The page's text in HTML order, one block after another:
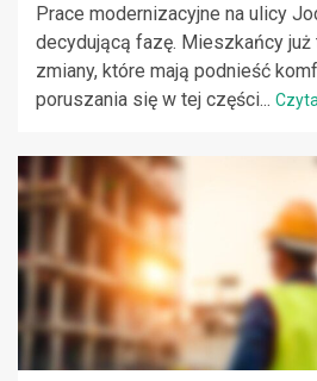
Prace modernizacyjne na ulicy
decydującą fazę. Mieszkańcy już
zmiany, które mają podnieść
poruszania się w tej części...